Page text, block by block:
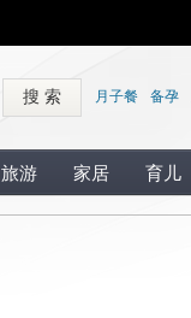
搜 索 月子餐 备孕
旅游 家居 育儿